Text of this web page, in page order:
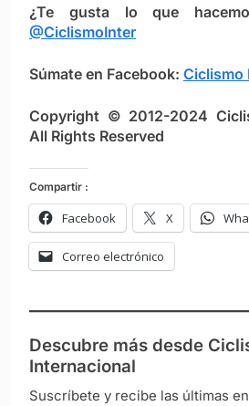
¿Te gusta lo que
@CiclismoInter
Súmate en Facebook: Ciclismo
Copyright © 2012-2024
All Rights Reserved
Compartir :
Facebook X
Correo electrónico
Descubre más desde
Internacional
Suscríbete y recibe las últimas